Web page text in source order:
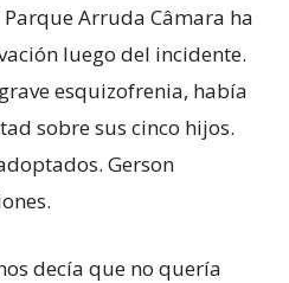
Arruda Câmara ha
luego del incidente.
esquizofrenia, había
sobre sus cinco hijos.
Gerson
decía que no quería